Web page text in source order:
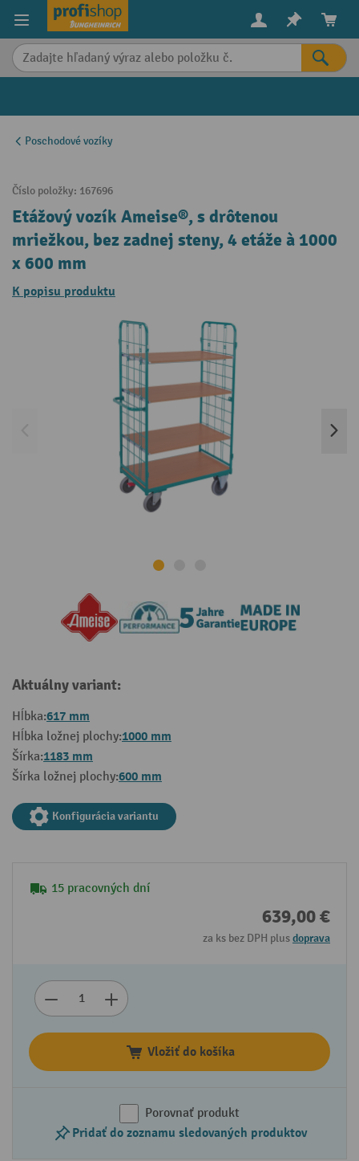
content
Poschodové vozíky
Číslo položky: 167696
Etážový vozík Ameise®, s drôtenou
mriežkou, bez zadnej steny, 4 etáže à 1000
x 600 mm
K popisu produktu
Aktuálny variant:
Hĺbka:617 mm
Hĺbka ložnej plochy:1000 mm
Šírka:1183 mm
Šírka ložnej plochy:600 mm
Konfigurácia variantu
15 pracovných dní
639,00 €
za ks bez DPH plusdoprava
Vložiť do košíka
Porovnať produkt
Pridať do zoznamu sledovaných produktov